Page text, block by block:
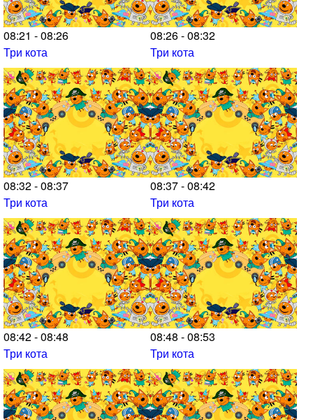
08:21 - 08:26
Три кота
08:26 - 08:32
Три кота
08:32 - 08:37
Три кота
08:37 - 08:42
Три кота
08:42 - 08:48
Три кота
08:48 - 08:53
Три кота